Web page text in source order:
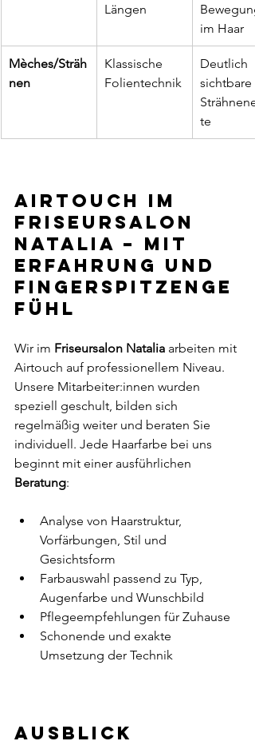
Längen
im Haar
Mèches/Sträh
nen
Klassische
Folientechnik
Deutlich
sichtbare
te
Airtouch im
Friseursalon
Natalia – mit
Erfahrung und
Fingerspitzenge
fühl
Wir im Friseursalon Natalia arbeiten mit
Airtouch auf professionellem Niveau.
Unsere Mitarbeiter:innen wurden
speziell geschult, bilden sich
regelmäßig weiter und beraten Sie
individuell. Jede Haarfarbe bei uns
beginnt mit einer ausführlichen
Beratung:
Analyse von Haarstruktur,
Vorfärbungen, Stil und
Gesichtsform
Farbauswahl passend zu Typ,
Augenfarbe und Wunschbild
Pflegeempfehlungen für Zuhause
Schonende und exakte
Umsetzung der Technik
Ausblick